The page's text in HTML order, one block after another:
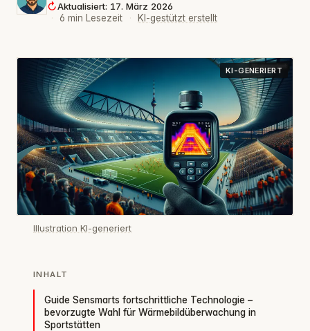
Aktualisiert: 17. März 2026
·
6 min Lesezeit · KI-gestützt erstellt
KI-GENERIERT
Illustration KI-generiert
INHALT
Guide Sensmarts fortschrittliche Technologie –
bevorzugte Wahl für Wärmebildüberwachung in
Sportstätten